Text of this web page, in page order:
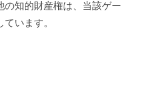
の知的財産権は、当該ゲー
います。